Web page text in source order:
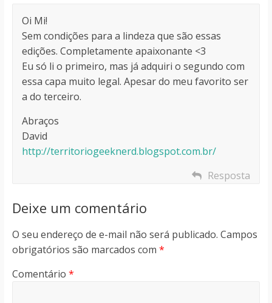
Oi Mi!
Sem condições para a lindeza que são essas
edições. Completamente apaixonante <3
Eu só li o primeiro, mas já adquiri o segundo com
essa capa muito legal. Apesar do meu favorito ser
a do terceiro.
Abraços
David
http://territoriogeeknerd.blogspot.com.br/
Resposta
Deixe um comentário
O seu endereço de e-mail não será publicado. Campos
obrigatórios são marcados com *
Comentário *